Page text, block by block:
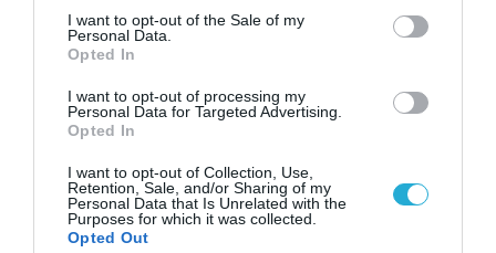
consent section.
I want to opt-out of the Sale of my
Personal Data.
Opted In
I want to opt-out of processing my
Personal Data for Targeted Advertising.
Opted In
I want to opt-out of Collection, Use,
Retention, Sale, and/or Sharing of my
Personal Data that Is Unrelated with the
Purposes for which it was collected.
Opted Out